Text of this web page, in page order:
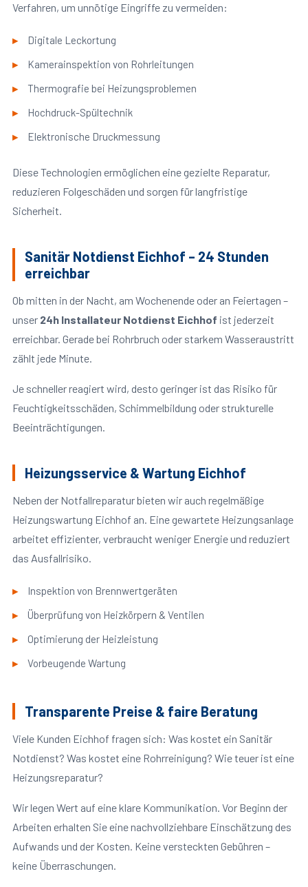
Verfahren, um unnötige Eingriffe zu vermeiden:
Digitale Leckortung
Kamerainspektion von Rohrleitungen
Thermografie bei Heizungsproblemen
Hochdruck-Spültechnik
Elektronische Druckmessung
Diese Technologien ermöglichen eine gezielte Reparatur,
reduzieren Folgeschäden und sorgen für langfristige
Sicherheit.
Sanitär Notdienst Eichhof – 24 Stunden
erreichbar
Ob mitten in der Nacht, am Wochenende oder an Feiertagen –
unser 24h Installateur Notdienst Eichhof ist jederzeit
erreichbar. Gerade bei Rohrbruch oder starkem Wasseraustritt
zählt jede Minute.
Je schneller reagiert wird, desto geringer ist das Risiko für
Feuchtigkeitsschäden, Schimmelbildung oder strukturelle
Beeinträchtigungen.
Heizungsservice & Wartung Eichhof
Neben der Notfallreparatur bieten wir auch regelmäßige
Heizungswartung Eichhof an. Eine gewartete Heizungsanlage
arbeitet effizienter, verbraucht weniger Energie und reduziert
das Ausfallrisiko.
Inspektion von Brennwertgeräten
Überprüfung von Heizkörpern & Ventilen
Optimierung der Heizleistung
Vorbeugende Wartung
Transparente Preise & faire Beratung
Viele Kunden Eichhof fragen sich: Was kostet ein Sanitär
Notdienst? Was kostet eine Rohrreinigung? Wie teuer ist eine
Heizungsreparatur?
Wir legen Wert auf eine klare Kommunikation. Vor Beginn der
Arbeiten erhalten Sie eine nachvollziehbare Einschätzung des
Aufwands und der Kosten. Keine versteckten Gebühren –
keine Überraschungen.